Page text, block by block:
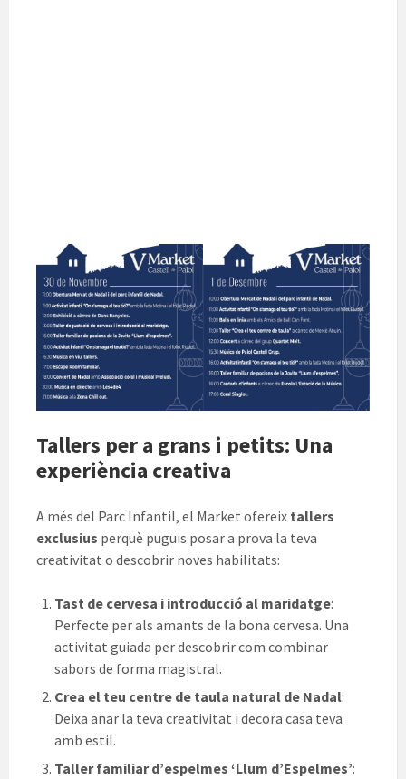
Tallers per a grans i petits: Una
experiència creativa
A més del Parc Infantil, el Market ofereix tallers
exclusius perquè puguis posar a prova la teva
creativitat o descobrir noves habilitats:
Tast de cervesa i introducció al maridatge:
Perfecte per als amants de la bona cervesa. Una
activitat guiada per descobrir com combinar
sabors de forma magistral.
Crea el teu centre de taula natural de Nadal:
Deixa anar la teva creativitat i decora casa teva
amb estil.
Taller familiar d’espelmes ‘Llum d’Espelmes’: